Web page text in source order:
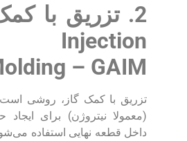
2. تزریق با کمک گاز (
Injection
– GAIM
تزریق با کمک گاز، روشی است
(معمولا نیتروژن) برای ایجاد
داخل قطعه نهایی استفاده